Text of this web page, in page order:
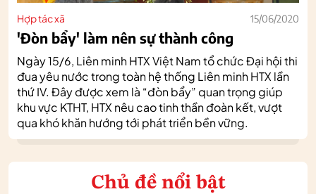
Hợp tác xã 15/06/2020
'Đòn bẩy' làm nên sự thành công
Ngày 15/6, Liên minh HTX Việt Nam tổ chức Đại hội thi
đua yêu nước trong toàn hệ thống Liên minh HTX lần
thứ IV. Đây được xem là “đòn bẩy” quan trọng giúp
khu vực KTHT, HTX nêu cao tinh thần đoàn kết, vượt
qua khó khăn hướng tới phát triển bền vững.
Chủ đề nổi bật